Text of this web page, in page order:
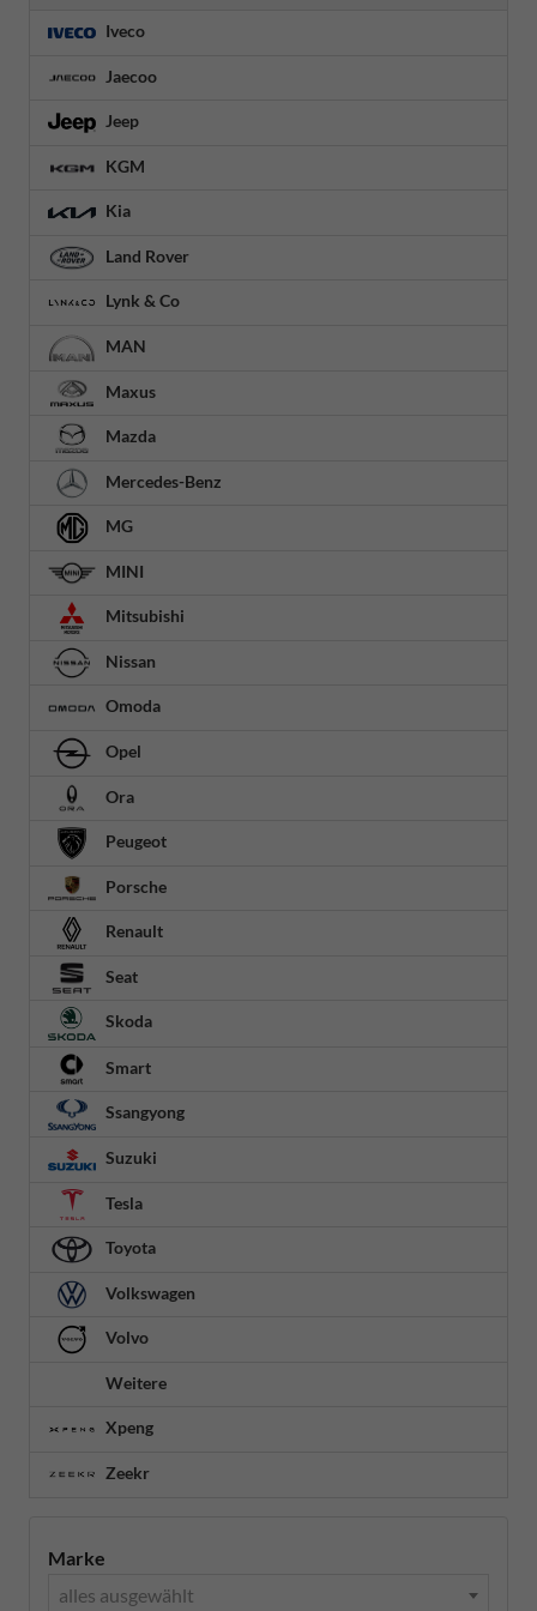
Iveco
Jaecoo
Jeep
KGM
Kia
Land Rover
Lynk & Co
MAN
Maxus
Mazda
Mercedes-Benz
MG
MINI
Mitsubishi
Nissan
Omoda
Opel
Ora
Peugeot
Porsche
Renault
Seat
Skoda
Smart
Ssangyong
Suzuki
Tesla
Toyota
Volkswagen
Volvo
Weitere
Xpeng
Zeekr
Marke
alles ausgewählt